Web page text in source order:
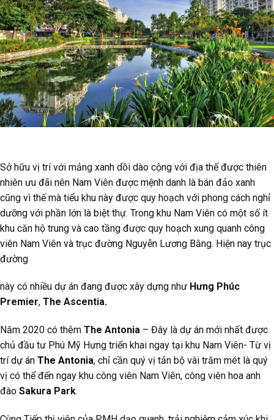
Sở hữu vị trí với mảng xanh dồi dào cộng với địa thế được thiên
nhiên ưu đãi nên Nam Viên được mệnh danh là bán đảo xanh
cũng vì thế mà tiểu khu này được quy hoạch với phong cách nghỉ
dưỡng với phần lớn là biệt thự. Trong khu Nam Viên có một số ít
khu căn hộ trung và cao tầng được quy hoạch xung quanh công
viên Nam Viên và trục đường Nguyễn Lương Bằng. Hiện nay trục
đường
này có nhiều dự án đang được xây dựng như Hưng Phúc
Premier, The Ascentia.
Năm 2020 có thêm The Antonia – Đây là dự án mới nhất được
chủ đầu tư Phú Mỹ Hưng triển khai ngay tại khu Nam Viên- Từ vị
trídự án The Antonia, chỉ cần quý vị tản bộ vài trăm mét là quý
vị có thể đến ngay khu công viên Nam Viên, công viên hoa anh
đào Sakura Park.